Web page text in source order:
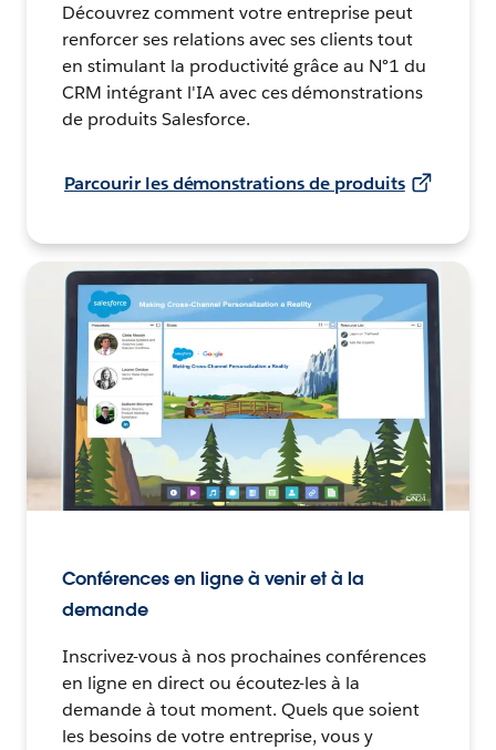
Découvrez comment votre entreprise peut
renforcer ses relations avec ses clients tout
en stimulant la productivité grâce au N°1 du
CRM intégrant l'IA avec ces démonstrations
de produits Salesforce.
Parcourir les démonstrations de produits
Conférences en ligne à venir et à la
demande
Inscrivez-vous à nos prochaines conférences
en ligne en direct ou écoutez-les à la
demande à tout moment. Quels que soient
les besoins de votre entreprise, vous y